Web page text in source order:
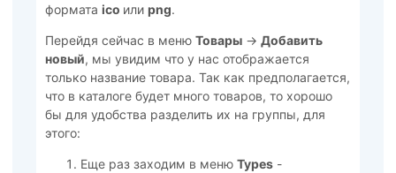
формата ico или png.
Перейдя сейчас в меню Товары-> Добавить
новый, мы увидим что у нас отображается
только название товара. Так как предполагается,
что в каталоге будет много товаров, то хорошо
бы для удобства разделить их на группы, для
этого:
Еще раз заходим в меню Types-